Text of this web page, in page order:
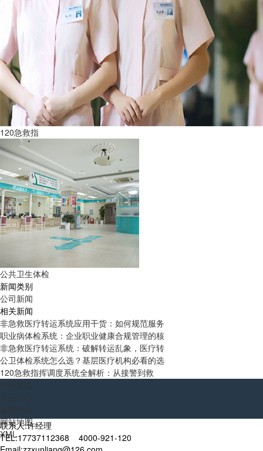
120急救指
公共卫生体检
新闻类别
公司新闻
相关新闻
非急救医疗转运系统应用干货：如何规范服务
职业病体检系统：企业职业健康合规管理的核
非急救医疗转运系统：破解转运乱象，医疗转
公卫体检系统怎么选？基层医疗机构必看的选
120急救指挥调度系统全解析：从接警到救
网站地图
XML
联系人:许经理
TEL:17737112368 4000-921-120